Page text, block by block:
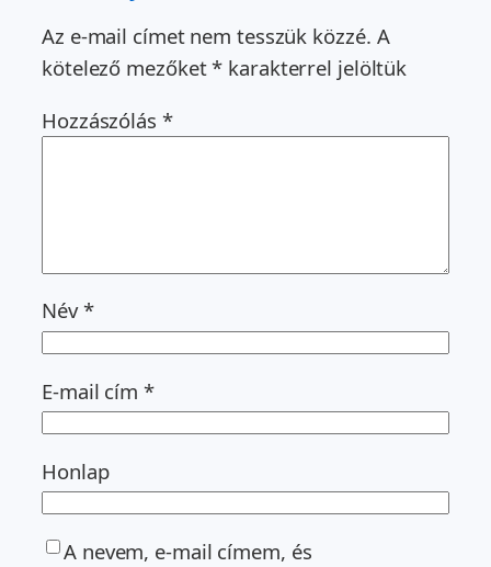
Az e-mail címet nem tesszük közzé. A
kötelező mezőket* karakterrel jelöltük
Hozzászólás *
Név*
E-mail cím *
Honlap
A nevem, e-mail címem, és